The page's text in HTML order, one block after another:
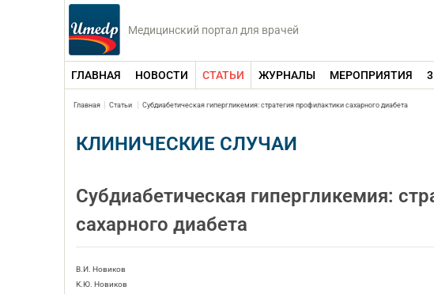
Медицинский портал для врачей
ГЛАВНАЯ НОВОСТИ СТАТЬИ ЖУРНАЛЫ МЕРОПРИЯТИЯ
Главная Статьи Субдиабетическая гипергликемия: стратегия профилактики сахарного диабета
КЛИНИЧЕСКИЕ СЛУЧАИ
Субдиабетическая гипергликемия:
сахарного диабета
В.И. Новиков
К.Ю. Новиков